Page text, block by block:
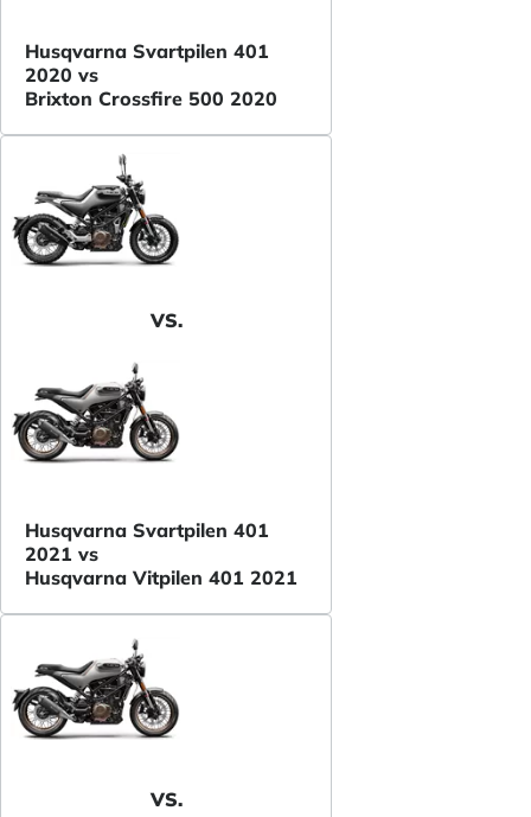
Husqvarna Svartpilen 401
2020 vs
Brixton Crossfire 500 2020
VS.
Husqvarna Svartpilen 401
2021 vs
Husqvarna Vitpilen 401 2021
VS.